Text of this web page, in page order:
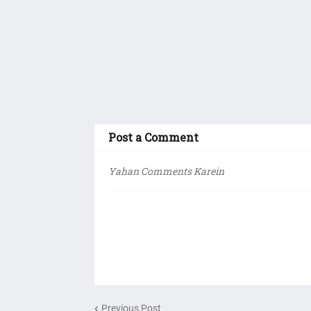
Post a Comment
Yahan Comments Karein
Previous Post